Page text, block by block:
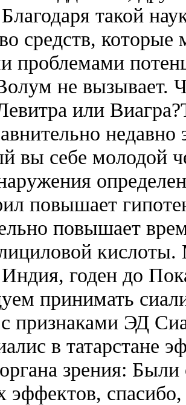
такой
средств, которые
проблемами
не вызывает.
или
вы себе молодой
повышает
повышает
годен до
принимать
признаками ЭД
в татарстане
зрения:
эффектов,